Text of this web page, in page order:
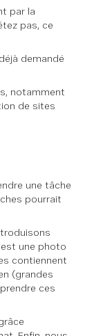
par la
pas, ce
demandé
notamment
de sites
une tâche
pourrait
une photo
contiennent
(grandes
ces